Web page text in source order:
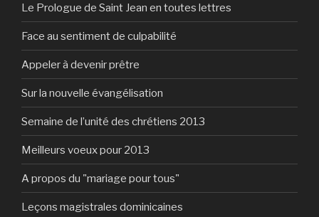
Le Prologue de Saint Jean en toutes lettres
Face au sentiment de culpabilité
Appeler à devenir prêtre
Sur la nouvelle évangélisation
Semaine de l’unité des chrétiens 2013
Meilleurs voeux pour 2013
A propos du "mariage pour tous"
Leçons magistrales dominicaines